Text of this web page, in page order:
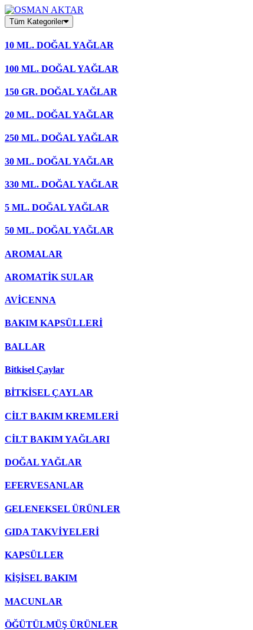
Skip
to
content
Tüm Kategoriler
10 ML. DOĞAL YAĞLAR
100 ML. DOĞAL YAĞLAR
150 GR. DOĞAL YAĞLAR
20 ML. DOĞAL YAĞLAR
250 ML. DOĞAL YAĞLAR
30 ML. DOĞAL YAĞLAR
330 ML. DOĞAL YAĞLAR
5 ML. DOĞAL YAĞLAR
50 ML. DOĞAL YAĞLAR
AROMALAR
AROMATİK SULAR
AVİCENNA
BAKIM KAPSÜLLERİ
BALLAR
Bitkisel Çaylar
BİTKİSEL ÇAYLAR
CİLT BAKIM KREMLERİ
CİLT BAKIM YAĞLARI
DOĞAL YAĞLAR
EFERVESANLAR
GELENEKSEL ÜRÜNLER
GIDA TAKVİYELERİ
KAPSÜLLER
KİŞİSEL BAKIM
MACUNLAR
ÖĞÜTÜLMÜŞ ÜRÜNLER